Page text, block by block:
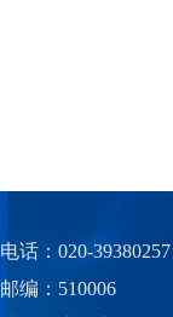
电话：020-39380257
邮编：510006